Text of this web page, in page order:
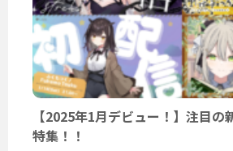
【2025年1月デビュー！】注目
特集！！